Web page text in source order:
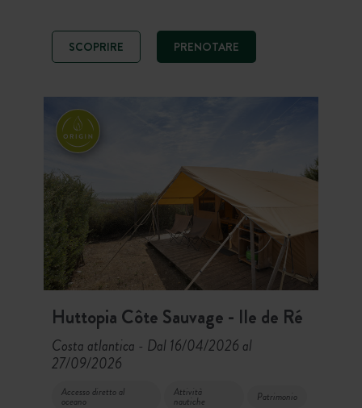
Comptoir (Bar caffetteria) vi
accolgono nel cuore delle montagne.
Qui, escursioni, ciclismo, mountain
scandiscono le vostre giornate all’aria
SCOPRIRE PRENOTARE
Huttopia Côte Sauvage - Ile de Ré
Costa atlantica - Dal 16/04/2026 al
27/09/2026
Accesso diretto al
oceano
Attività
nautiche Patrimonio